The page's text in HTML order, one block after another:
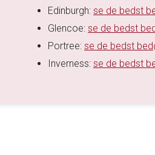
Edinburgh: se de bedst
Glencoe: se de bedst
Portree: se de bedst
Inverness: se de bedst